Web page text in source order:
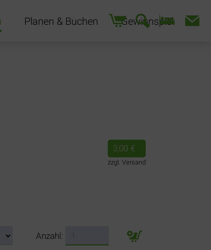
Planen & Buchen Gewinnspiel
Navigation
3,00 €
zzgl. Versand
Anzahl: